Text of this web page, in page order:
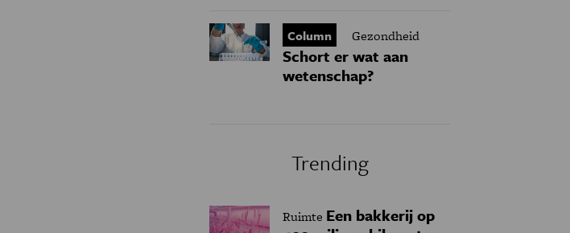
Column Gezondheid
Schort er wat aan
wetenschap?
Trending
Ruimte Een bakkerij op